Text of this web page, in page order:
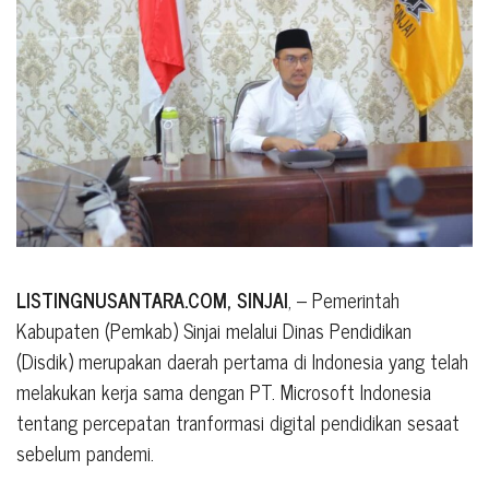
LISTINGNUSANTARA.COM, SINJAI, – Pemerintah
Kabupaten (Pemkab) Sinjai melalui Dinas Pendidikan
(Disdik) merupakan daerah pertama di Indonesia yang telah
melakukan kerja sama dengan PT. Microsoft Indonesia
tentang percepatan tranformasi digital pendidikan sesaat
sebelum pandemi.